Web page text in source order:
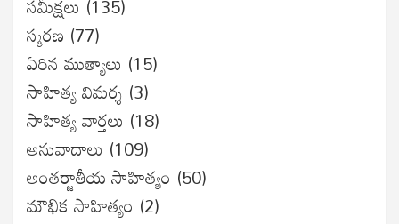
స్మరణ (77)
ఏరిన ముత్యాలు (15)
సాహిత్య విమర్శ (3)
సాహిత్య వార్తలు (18)
అనువాదాలు (109)
అంతర్జాతీయ సాహిత్యం (50)
మౌఖిక సాహిత్యం (2)